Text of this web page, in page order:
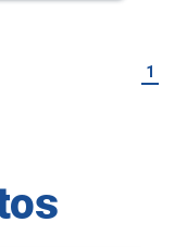
1